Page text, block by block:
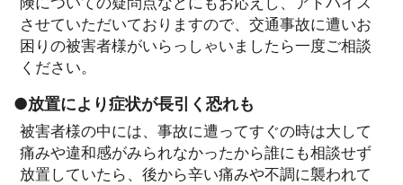
させていただいておりますので、交通事故に遭いお
困りの被害者様がいらっしゃいましたら一度ご相談
ください。
●放置により症状が長引く恐れも
被害者様の中には、事故に遭ってすぐの時は大して
痛みや違和感がみられなかったから誰にも相談せず
放置していたら、後から辛い痛みや不調に襲われて